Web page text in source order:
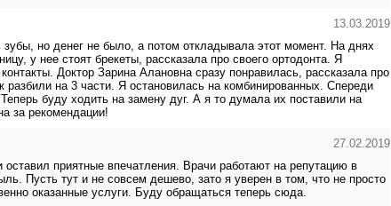
13.03.2019
но денег не было, а потом откладывала этот момент. На днях
у нее стоят брекеты, рассказала про своего ортодонта. Я
Доктор Зарина Алановна сразу понравилась, рассказала про
разбили на 3 части. Я остановилась на комбинированных. Спереди
буду ходить на замену дуг. А я то думала их поставили на
за рекомендации!
27.02.2019
приятные впечатления. Врачи работают на репутацию в
Пусть тут и не совсем дешево, зато я уверен в том, что не просто
оказанные услуги. Буду обращаться теперь сюда.